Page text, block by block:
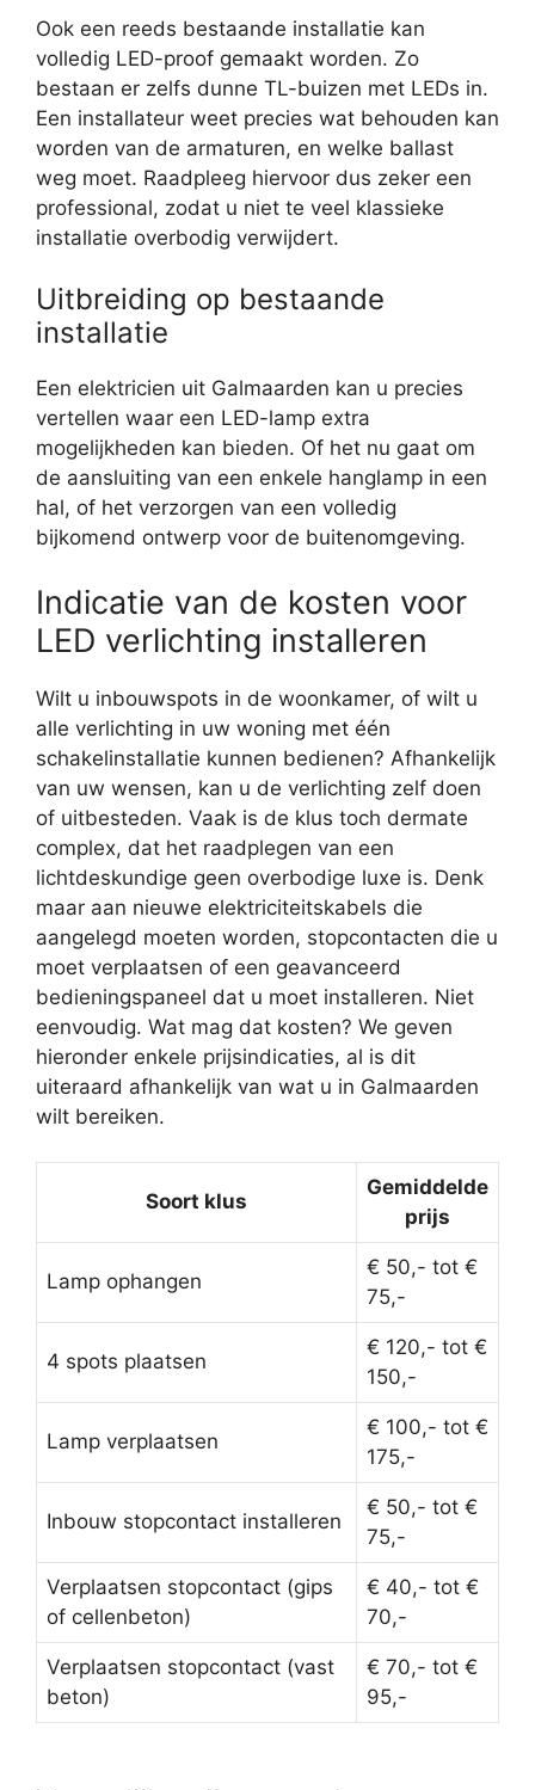
Ook een reeds bestaande installatie kan
volledig LED-proof gemaakt worden. Zo
bestaan er zelfs dunne TL-buizen met LEDs in.
Een installateur weet precies wat behouden kan
worden van de armaturen, en welke ballast
weg moet. Raadpleeg hiervoor dus zeker een
professional, zodat u niet te veel klassieke
installatie overbodig verwijdert.
Uitbreiding op bestaande
installatie
Een elektricien uit Galmaarden kan u precies
vertellen waar een LED-lamp extra
mogelijkheden kan bieden. Of het nu gaat om
de aansluiting van een enkele hanglamp in een
hal, of het verzorgen van een volledig
bijkomend ontwerp voor de buitenomgeving.
Indicatie van de kosten voor
LED verlichting installeren
Wilt u inbouwspots in de woonkamer, of wilt u
alle verlichting in uw woning met één
schakelinstallatie kunnen bedienen? Afhankelijk
van uw wensen, kan u de verlichting zelf doen
of uitbesteden. Vaak is de klus toch dermate
complex, dat het raadplegen van een
lichtdeskundige geen overbodige luxe is. Denk
maar aan nieuwe elektriciteitskabels die
aangelegd moeten worden, stopcontacten die u
moet verplaatsen of een geavanceerd
bedieningspaneel dat u moet installeren. Niet
eenvoudig. Wat mag dat kosten? We geven
hieronder enkele prijsindicaties, al is dit
uiteraard afhankelijk van wat u in Galmaarden
wilt bereiken.
Soort klus
Gemiddelde
prijs
Lamp ophangen
€ 50,- tot €
75,-
4 spots plaatsen
€ 120,- tot €
150,-
Lamp verplaatsen
€ 100,- tot €
175,-
Inbouw stopcontact installeren
€ 50,- tot €
75,-
Verplaatsen stopcontact (gips
of cellenbeton)
€ 40,- tot €
70,-
Verplaatsen stopcontact (vast
beton)
€ 70,- tot €
95,-